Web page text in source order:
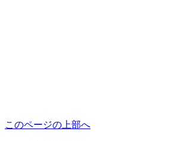
このページの上部へ